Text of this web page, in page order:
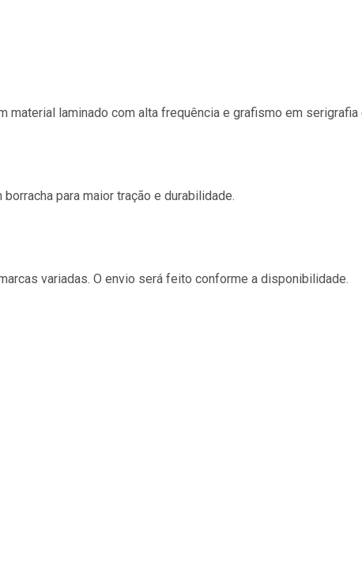
material laminado com alta frequência e grafismo em serigrafia
para maior tração e durabilidade.
variadas. O envio será feito conforme a disponibilidade.